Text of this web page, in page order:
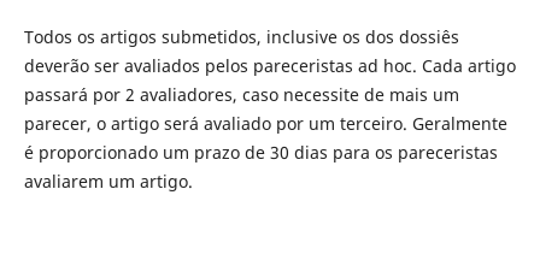
Todos os artigos submetidos, inclusive os dos dossiês
deverão ser avaliados pelos pareceristas ad hoc. Cada artigo
passará por 2 avaliadores, caso necessite de mais um
parecer, o artigo será avaliado por um terceiro. Geralmente
é proporcionado um prazo de 30 dias para os pareceristas
avaliarem um artigo.